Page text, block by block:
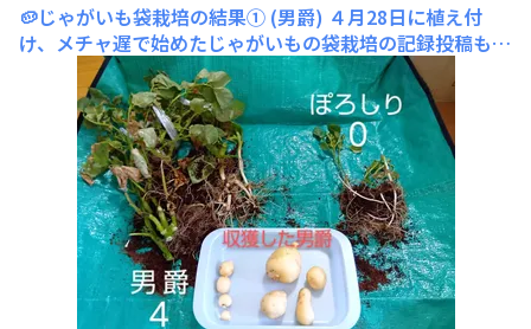
🥔じゃがいも袋栽培の結果① (男爵) ４月28日に植え付
け、メチャ遅で始めたじゃがいもの袋栽培の記録投稿も最
終です。いよいよ収穫のため掘り出しました。結果から申
しますと、男爵は４個、ぽろしりは０でした。(アイキャ
ッチ画像)前回７月17日投稿はこちらです⬇️https://diy-s
quare.cainz.com/announcement